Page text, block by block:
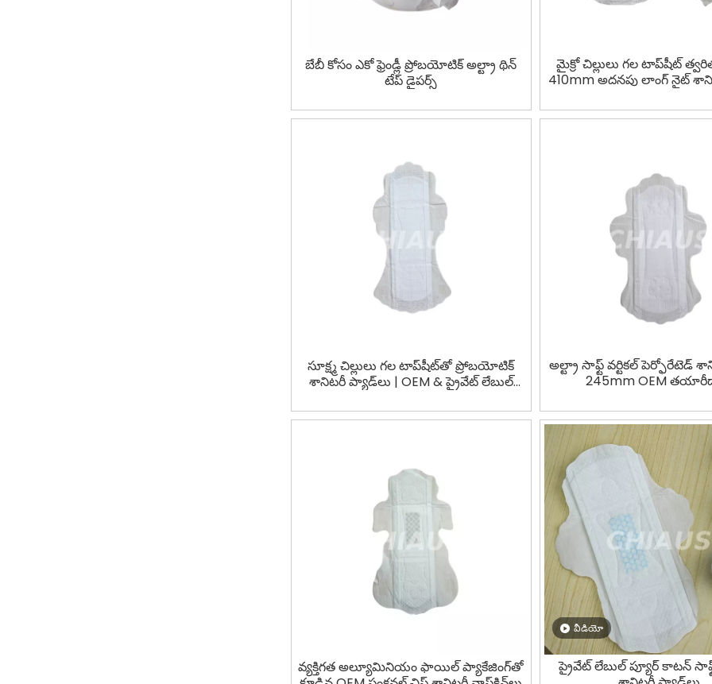
బేబీ కోసం ఎకో ఫ్రెండ్లీ ప్రోబయోటిక్ అల్ట్రా థిన్
టేప్ డైపర్స్
మైక్రో చిల్లులు గల టాప్‌షీట్
410mm అదనపు లాంగ్ నైట్
సూక్ష్మ చిల్లులు గల టాప్‌షీట్‌తో ప్రోబయోటిక్
శానిటరీ ప్యాడ్‌లు | OEM & ప్రైవేట్ లేబుల్
అల్ట్రా సాఫ్ట్ వర్టికల్ పెర్ఫోరేటెడ్
245mm OEM
వ్యక్తిగత అల్యూమినియం ఫాయిల్ ప్యాకేజింగ్‌తో
వీడియో
ప్రైవేట్ లేబుల్ ప్యూర్ కాటన్